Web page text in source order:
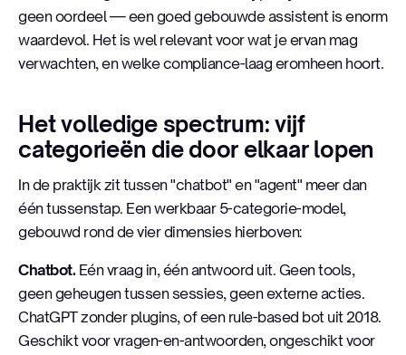
geen oordeel — een goed gebouwde assistent is enorm
waardevol. Het is wel relevant voor wat je ervan mag
verwachten, en welke compliance-laag eromheen hoort.
Het volledige spectrum: vijf
categorieën die door elkaar lopen
In de praktijk zit tussen "chatbot" en "agent" meer dan
één tussenstap. Een werkbaar 5-categorie-model,
gebouwd rond de vier dimensies hierboven:
Chatbot.Eén vraag in, één antwoord uit. Geen tools,
geen geheugen tussen sessies, geen externe acties.
ChatGPT zonder plugins, of een rule-based bot uit 2018.
Geschikt voor vragen-en-antwoorden, ongeschikt voor